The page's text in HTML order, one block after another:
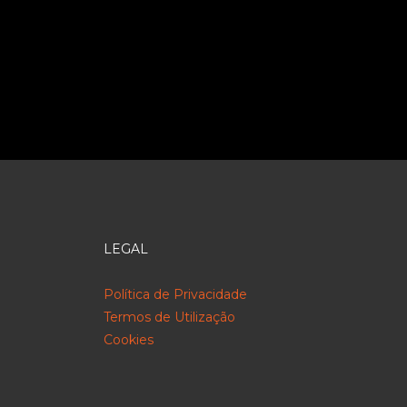
LEGAL
Política de Privacidade
Termos de Utilização
Cookies